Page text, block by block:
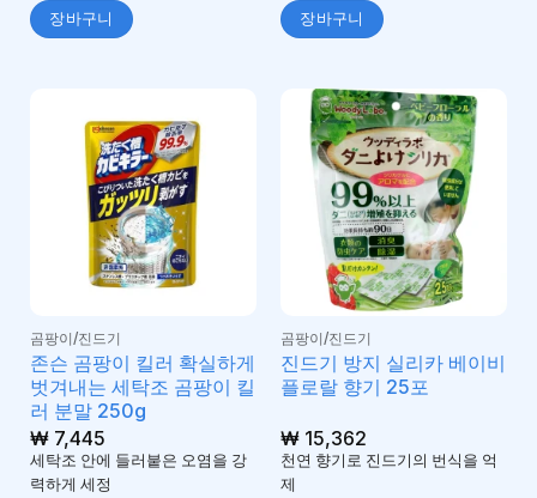
장바구니 장바구니
곰팡이/진드기
존슨 곰팡이 킬러 확실하게
벗겨내는 세탁조 곰팡이 킬
러 분말 250g
₩7,445
세탁조 안에 들러붙은 오염을 강
력하게 세정
곰팡이/진드기
진드기 방지 실리카 베이비
플로랄 향기 25포
₩15,362
천연 향기로 진드기의 번식을 억
제